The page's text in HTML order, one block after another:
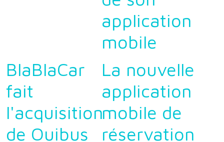
application
mobile
BlaBlaCar
fait
l'acquisition
de Ouibus
La nouvelle
application
mobile de
réservation